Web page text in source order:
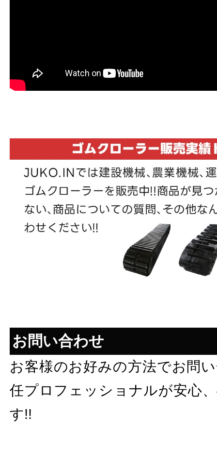
お問い合わせ
お客様のお好みの方法でお問
任プロフェッショナルが安心
す!!